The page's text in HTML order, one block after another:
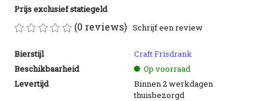
Prijs exclusief statiegeld
(0 reviews) Schrijf een review
Bierstijl
Craft Frisdrank
Beschikbaarheid
Op voorraad
Levertijd
Binnen 2 werkdagen
thuisbezorgd